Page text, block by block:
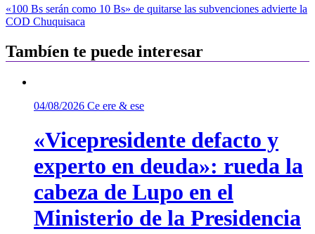
«100 Bs serán como 10 Bs» de quitarse las subvenciones advierte la
COD Chuquisaca
Tambíen te puede interesar
04/08/2026 Ce ere & ese
«Vicepresidente defacto y
experto en deuda»: rueda la
cabeza de Lupo en el
Ministerio de la Presidencia